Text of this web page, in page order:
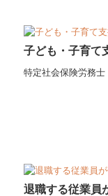
子ども・子育て
特定社会保険労務
退職する従業員